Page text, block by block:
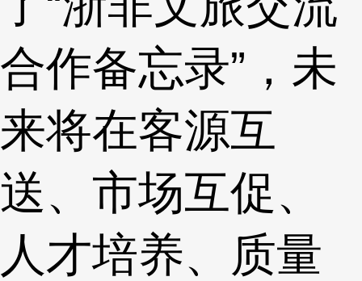
合作备忘录”，未
来将在客源互
送、市场互促、
人才培养、质量